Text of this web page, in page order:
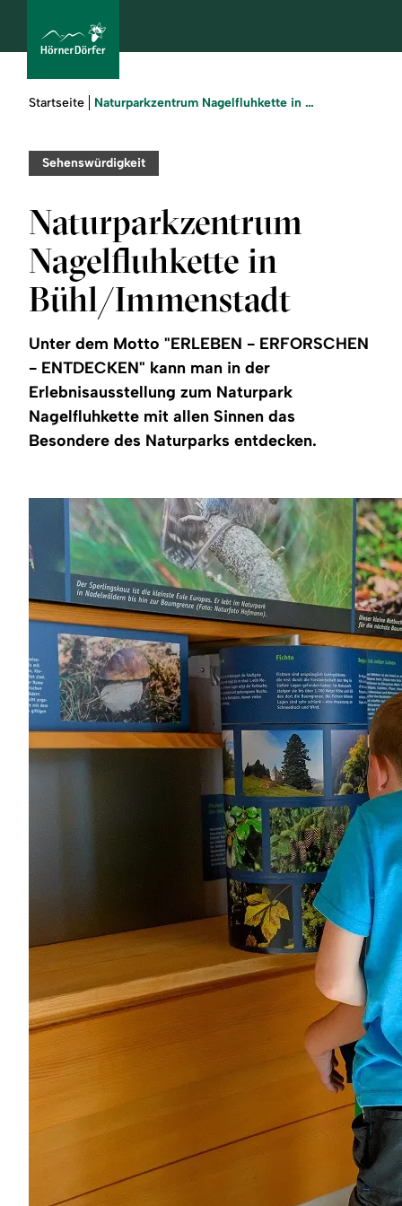
Urlaub
buchen
Sommer
Winter
Region
Sie
Startseite Naturparkzentrum Nagelfluhkette in Bühl/Immenstadt
Sehenswürdigkeit
Naturparkzentrum
Nagelfluhkette in
Bühl/Immenstadt
Unter dem Motto "ERLEBEN - ERFORSCHEN
- ENTDECKEN" kann man in der
Erlebnisausstellung zum Naturpark
Nagelfluhkette mit allen Sinnen das
Besondere des Naturparks entdecken.